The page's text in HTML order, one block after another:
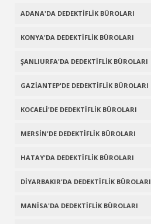
ADANA'DA DEDEKTİFLİK BÜROLARI
KONYA'DA DEDEKTİFLİK BÜROLARI
ŞANLIURFA'DA DEDEKTİFLİK BÜROLARI
GAZİANTEP'DE DEDEKTİFLİK BÜROLARI
KOCAELİ'DE DEDEKTİFLİK BÜROLARI
MERSİN'DE DEDEKTİFLİK BÜROLARI
HATAY'DA DEDEKTİFLİK BÜROLARI
DİYARBAKIR'DA DEDEKTİFLİK BÜROLARI
MANİSA'DA DEDEKTİFLİK BÜROLARI